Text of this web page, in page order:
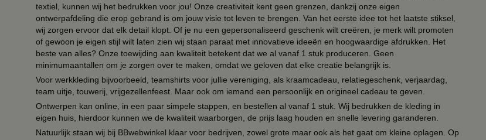
textiel, kunnen wij het bedrukken voor jou! Onze creativiteit kent geen grenzen, dankzij onze eigen
ontwerpafdeling die erop gebrand is om jouw visie tot leven te brengen. Van het eerste idee tot het laatste stiksel,
wij zorgen ervoor dat elk detail klopt. Of je nu een gepersonaliseerd geschenk wilt creëren, je merk wilt promoten
of gewoon je eigen stijl wilt laten zien wij staan paraat met innovatieve ideeën en hoogwaardige afdrukken. Het
beste van alles? Onze toewijding aan kwaliteit betekent dat we al vanaf 1 stuk produceren. Geen
minimumaantallen om je zorgen over te maken, omdat we geloven dat elke creatie belangrijk is.
Voor werkkleding bijvoorbeeld, teamshirts voor jullie vereniging, als kraamcadeau, relatiegeschenk, verjaardag,
team uitje, touwerij, vrijgezellenfeest. Maar ook om iemand een persoonlijk en origineel cadeau te geven.
Ontwerpen kan online, in een paar simpele stappen, en bestellen al vanaf 1 stuk. Wij bedrukken de kleding in
eigen huis, hierdoor kunnen we de kwaliteit waarborgen, de prijs laag houden en snelle levering garanderen.
Natuurlijk staan wij bij BBwebwinkel klaar voor bedrijven, zowel grote maar ook als het gaat om kleine oplagen. Op